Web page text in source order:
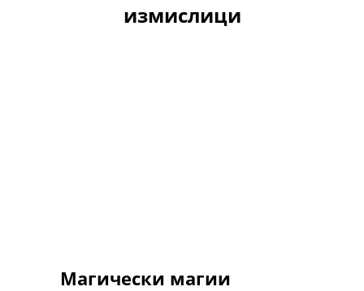
измислици
Магически магии